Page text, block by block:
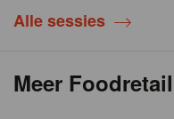
Alle sessies
Meer Foodretail